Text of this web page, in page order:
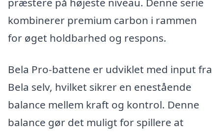
kombinerer premium carbon i rammen
for øget holdbarhed og respons.
Bela Pro-battene er udviklet med input fra
Bela selv, hvilket sikrer en enestående
balance mellem kraft og kontrol. Denne
balance gør det muligt for spillere at